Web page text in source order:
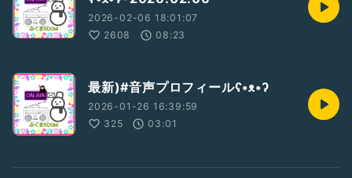
2026-02-06 18:01:07
2608
08:23
最新)#音声プロフィールʕ•ᴥ•ʔ
2026-01-26 16:39:59
325
03:01